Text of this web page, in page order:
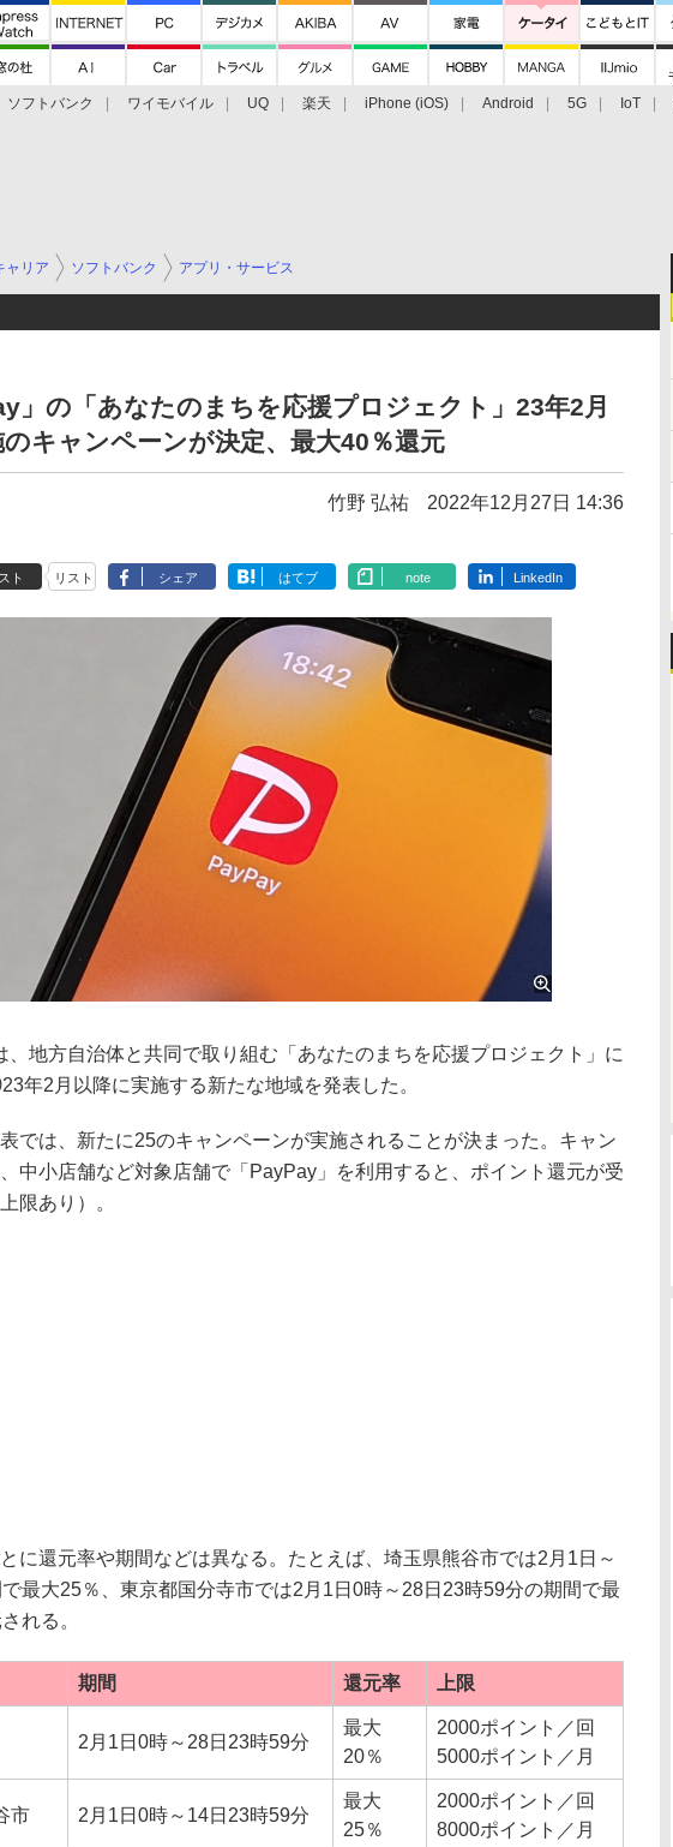
ソフトバンク ワイモバイル UQ 楽天 iPhone (iOS) Android 5G IoT
ャリア ソフトバンク アプリ・サービス
」の「あなたのまちを応援プロジェクト」23年2月
のキャンペーンが決定、最大40％還元
竹野 弘祐 2022年12月27日 14:36
ト リスト シェア はてブ note LinkedIn
地方自治体と共同で取り組む「あなたのまちを応援プロジェクト」に
年2月以降に実施する新たな地域を発表した。
では、新たに25のキャンペーンが実施されることが決まった。キャン
中小店舗など対象店舗で「PayPay」を利用すると、ポイント還元が受
限あり）。
に還元率や期間などは異なる。たとえば、埼玉県熊谷市では2月1日～
最大25％、東京都国分寺市では2月1日0時～28日23時59分の期間で最
れる。
期間 還元率 上限
2月1日0時～28日23時59分
最大
20％
2000ポイント／回
5000ポイント／月
市 2月1日0時～14日23時59分
最大
25％
2000ポイント／回
8000ポイント／月